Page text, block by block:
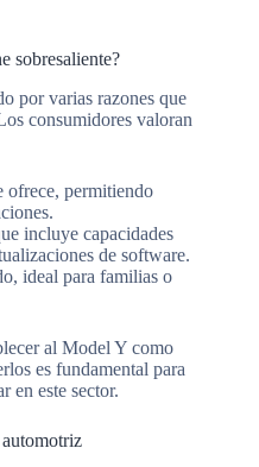
sobresaliente?
por varias razones que
consumidores valoran
ofrece, permitiendo
incluye capacidades
de software.
ideal para familias o
al Model Y como
es fundamental para
en este sector.